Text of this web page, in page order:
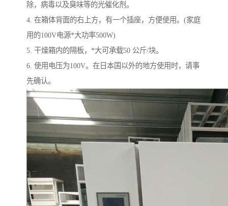
除，病毒以及臭味等的光催化剂。
4. 在箱体背面的右上方，有一个插座，方便使用。(家庭
用的100V电源*大功率500W)
5. 干燥箱内的隔板，*大可承载50 公斤/块。
6. 使用电压为100V。在日本国以外的地方使用时，请事
先确认。